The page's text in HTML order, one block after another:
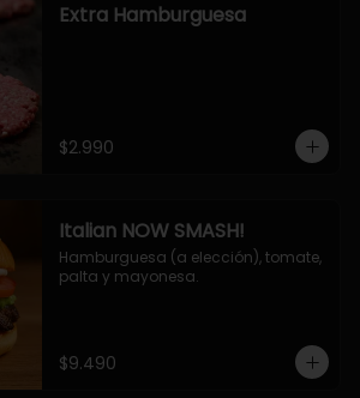
Extra Hamburguesa
$2.990
Italian NOW SMASH!
Hamburguesa (a elección), tomate,
palta y mayonesa.
$9.490